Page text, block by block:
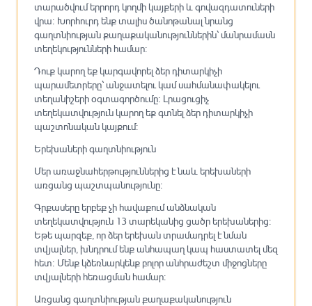
տարածվում երրորդ կողմի կայքերի և գովազդատուների
վրա։ Խորհուրդ ենք տալիս ծանոթանալ նրանց
գաղտնիության քաղաքականություններին՝ մանրամասն
տեղեկությունների համար։
Դուք կարող եք կարգավորել ձեր դիտարկիչի
պարամետրերը՝ անջատելու կամ սահմանափակելու
տեղանիշերի օգտագործումը։ Լրացուցիչ
տեղեկատվություն կարող եք գտնել ձեր դիտարկիչի
պաշտոնական կայքում։
Երեխաների գաղտնիություն
Մեր առաջնահերթություններից է նաև երեխաների
առցանց պաշտպանությունը։
Գրքասերը երբեք չի հավաքում անձնական
տեղեկատվություն 13 տարեկանից ցածր երեխաներից։
Եթե պարզեք, որ ձեր երեխան տրամադրել է նման
տվյալներ, խնդրում ենք անհապաղ կապ հաստատել մեզ
հետ։ Մենք կձեռնարկենք բոլոր անհրաժեշտ միջոցները
տվյալների հեռացման համար։
Առցանց գաղտնիության քաղաքականություն